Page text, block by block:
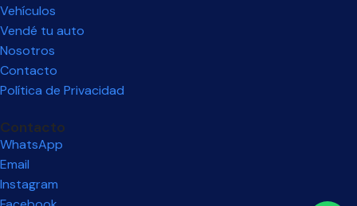
Vehículos
Vendé tu auto
Nosotros
Contacto
Política de Privacidad
Contacto
WhatsApp
Email
Instagram